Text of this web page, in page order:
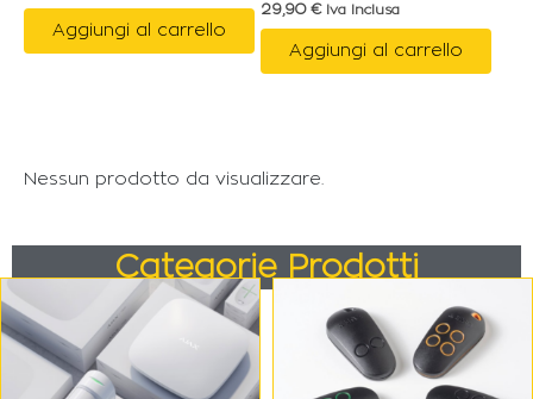
Aggiungi al carrello
29,90 € Iva Inclusa
Aggiungi al carrello
Nessun prodotto da visualizzare.
Categorie Prodotti